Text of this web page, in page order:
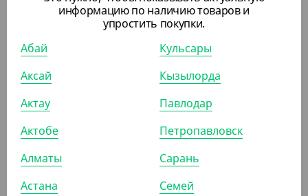
177.40
(177.40
Тряпка универсальная, 38*30 см, 3 шт/уп, Мистер
Бульк
информацию по наличию товаров и
упростить покупки.
Абай
Аксай
Актау
Актобе
Алматы
Астана
Кульсары
Кызылорда
Павлодар
Петропавловск
Сарань
Семей